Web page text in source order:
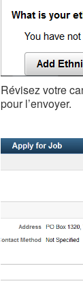
Révisez votre
pour l’envoyer.